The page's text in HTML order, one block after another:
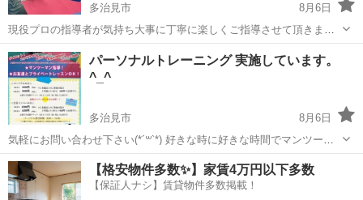
多治見市
8月6日
現役プロの指導者が気持ち大事に丁寧に楽しくご指導させて頂きま
す。 指導者、【アジアCMA KAIZER 現フライ級王者】 MMA総合格闘
技 2022.11.6 RIZIN TKO勝利 ジムオープン 午後18時半〜21時半頃...
岐阜 多治見市 空手/他格闘技 総合格闘技
パーソナルトレーニング 実施しています。
^_^
多治見市
8月6日
気軽にお問い合わせ下さい(*´꒳`*) 好きな時に好きな時間でマンツー指
導させて頂きます。 一人一人にあったトレーニング、エクササイズ、
ダイエット、ボクササイズ、格闘技。 現役のプロ総合格闘家の僕が直
接にてパーソナルトレーニ...
岐阜 多治見市 その他
【格安物件多数✨】家賃4万円以下多数
【保証人ナシ】賃貸物件多数掲載！